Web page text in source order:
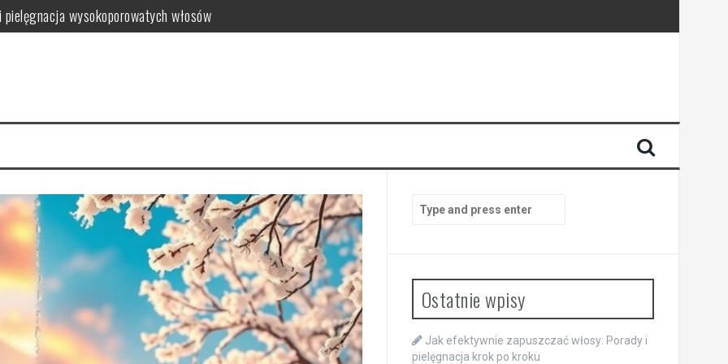
wysokoporowatych włosów
dla skóry
farbowaniu?
pielęgnacja krok po kroku
for:
Ostatnie wpisy
Jak efektywnie zapuszczać włosy: Porady i
pielęgnacja krok po kroku